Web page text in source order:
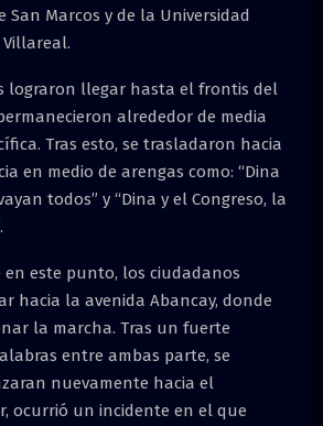
San Marcos y de la Universidad
Villareal.
lograron llegar hasta el frontis del
alrededor de media
Tras esto, se trasladaron hacia
en medio de arengas como: “Dina
todos” y “Dina y el Congreso, la
en este punto, los ciudadanos
hacia la avenida Abancay, donde
la marcha. Tras un fuerte
entre ambas parte, se
nuevamente hacia el
ocurrió un incidente en el que